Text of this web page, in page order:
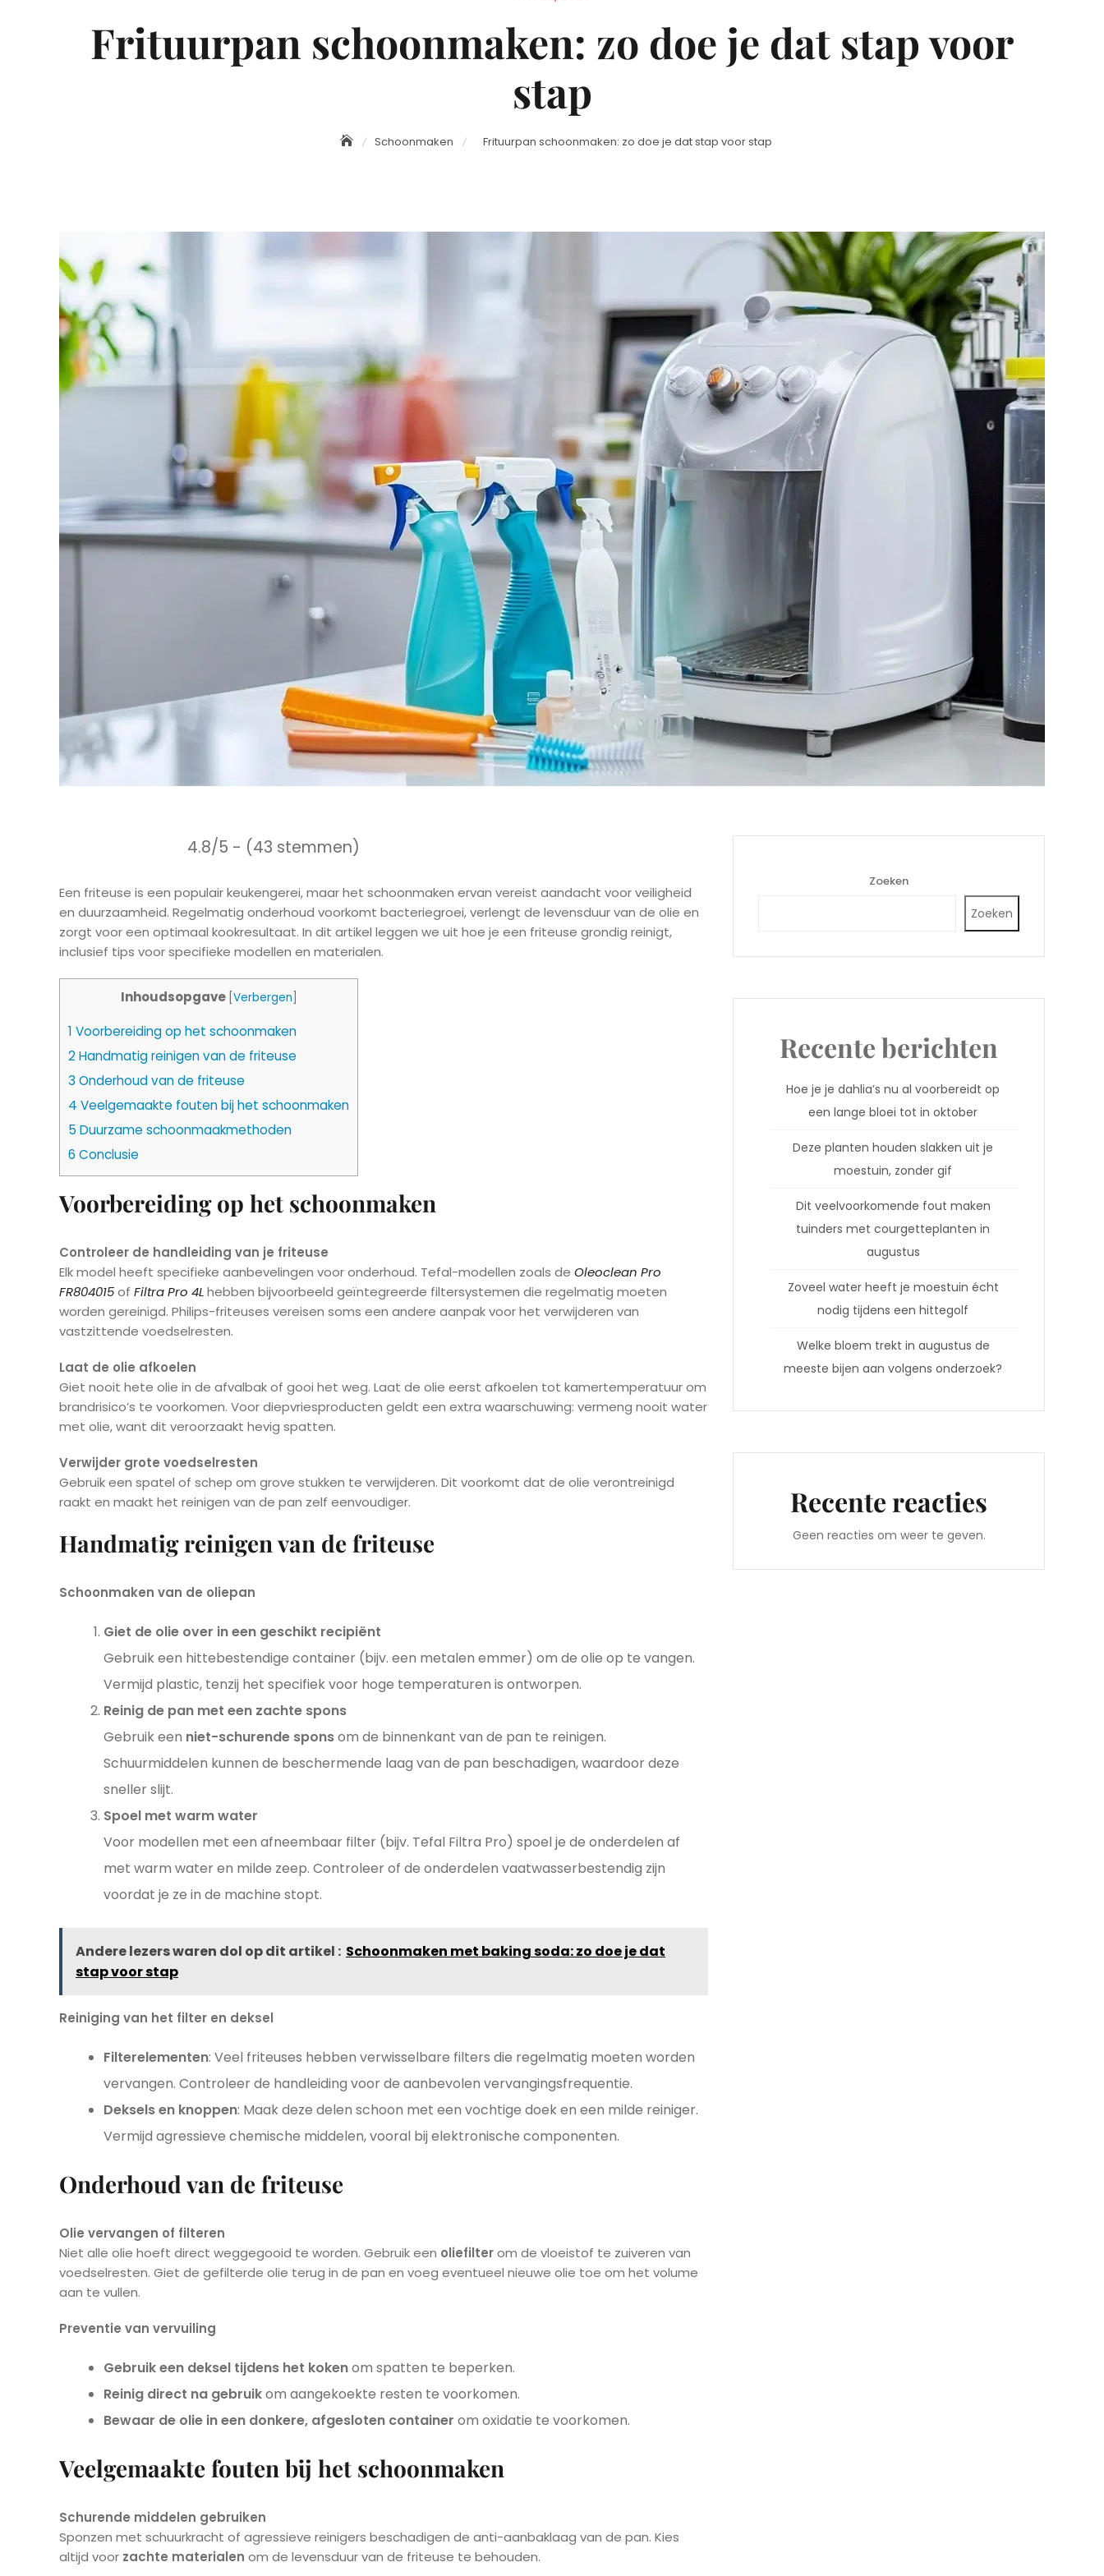
Frituurpan schoonmaken: zo doe je dat stap voor
stap
Schoonmaken Frituurpan schoonmaken: zo doe je dat stap voor stap
4.8/5 - (43 stemmen)
Een friteuse is een populair keukengerei, maar het schoonmaken ervan vereist aandacht voor veiligheid
en duurzaamheid. Regelmatig onderhoud voorkomt bacteriegroei, verlengt de levensduur van de olie en
zorgt voor een optimaal kookresultaat. In dit artikel leggen we uit hoe je een friteuse grondig reinigt,
inclusief tips voor specifieke modellen en materialen.
Inhoudsopgave Verbergen
1 Voorbereiding op het schoonmaken
2Handmatig reinigen van de friteuse
3 Onderhoud van de friteuse
4 Veelgemaakte fouten bij het schoonmaken
5 Duurzame schoonmaakmethoden
6 Conclusie
Voorbereiding op het schoonmaken
Controleer de handleiding van je friteuse
Elk model heeft specifieke aanbevelingen voor onderhoud. Tefal-modellen zoals de Oleoclean Pro
FR804015of Filtra Pro 4Lhebben bijvoorbeeld geïntegreerde filtersystemen die regelmatig moeten
worden gereinigd. Philips-friteuses vereisen soms een andere aanpak voor het verwijderen van
vastzittende voedselresten.
Laat de olie afkoelen
Giet nooit hete olie in de afvalbak of gooi het weg. Laat de olie eerst afkoelen tot kamertemperatuur om
brandrisico’s te voorkomen. Voor diepvriesproducten geldt een extra waarschuwing: vermeng nooit water
met olie, want dit veroorzaakt hevig spatten.
Verwijder grote voedselresten
Gebruik een spatel of schep om grove stukken te verwijderen. Dit voorkomt dat de olie verontreinigd
raakt en maakt het reinigen van de pan zelf eenvoudiger.
Handmatig reinigen van de friteuse
Schoonmaken van de oliepan
Giet de olie over in een geschikt recipiënt
Gebruik een hittebestendige container (bijv. een metalen emmer) om de olie op te vangen.
Vermijd plastic, tenzij het specifiek voor hoge temperaturen is ontworpen.
Reinig de pan met een zachte spons
Gebruik een niet-schurende sponsom de binnenkant van de pan te reinigen.
Schuurmiddelen kunnen de beschermende laag van de pan beschadigen, waardoor deze
sneller slijt.
Spoel met warm water
Voor modellen met een afneembaar filter (bijv. Tefal Filtra Pro) spoel je de onderdelen af
met warm water en milde zeep. Controleer of de onderdelen vaatwasserbestendig zijn
voordat je ze in de machine stopt.
Andere lezers waren dol op dit artikel : Schoonmaken met baking soda: zo doe je dat
stap voor stap
Reiniging van het filter en deksel
Filterelementen: Veel friteuses hebben verwisselbare filters die regelmatig moeten worden
vervangen. Controleer de handleiding voor de aanbevolen vervangingsfrequentie.
Deksels en knoppen: Maak deze delen schoon met een vochtige doek en een milde reiniger.
Vermijd agressieve chemische middelen, vooral bij elektronische componenten.
Onderhoud van de friteuse
Olie vervangen of filteren
Niet alle olie hoeft direct weggegooid te worden. Gebruik een oliefilterom de vloeistof te zuiveren van
voedselresten. Giet de gefilterde olie terug in de pan en voeg eventueel nieuwe olie toe om het volume
aan te vullen.
Preventie van vervuiling
Gebruik een deksel tijdens het kokenom spatten te beperken.
Reinig direct na gebruikom aangekoekte resten te voorkomen.
Bewaar de olie in een donkere, afgesloten container om oxidatie te voorkomen.
Veelgemaakte fouten bij het schoonmaken
Schurende middelen gebruiken
Sponzen met schuurkracht of agressieve reinigers beschadigen de anti-aanbaklaag van de pan. Kies
altijd voor zachte materialen om de levensduur van de friteuse te behouden.
Zoeken
Zoeken
Recente berichten
Hoe je je dahlia’s nu al voorbereidt op
een lange bloei tot in oktober
Deze planten houden slakken uit je
moestuin, zonder gif
Dit veelvoorkomende fout maken
tuinders met courgetteplanten in
augustus
Zoveel water heeft je moestuin écht
nodig tijdens een hittegolf
Welke bloem trekt in augustus de
meeste bijen aan volgens onderzoek?
Recente reacties
Geen reacties om weer te geven.